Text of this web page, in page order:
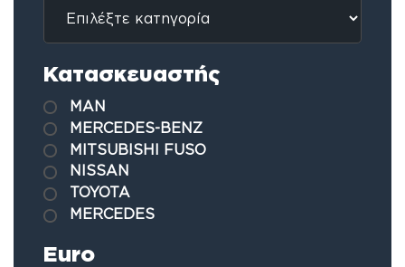
Κατασκευαστής
MAN
MERCEDES-BENZ
MITSUBISHI FUSO
NISSAN
TOYOTA
MERCEDES
Euro